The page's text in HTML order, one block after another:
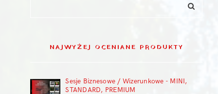
NAJWYŻEJ OCENIANE PRODUKTY
Sesje Biznesowe / Wizerunkowe - MINI,
STANDARD, PREMIUM